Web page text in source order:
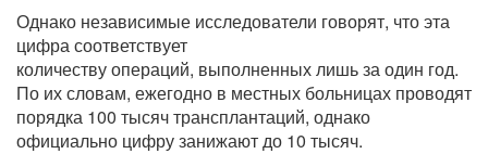
Однако независимые исследователи говорят, что эта
цифра соответствует
количеству операций, выполненных лишь за один год.
По их словам, ежегодно в местных больницах проводят
порядка 100 тысяч трансплантаций, однако
официально цифру занижают до 10 тысяч.